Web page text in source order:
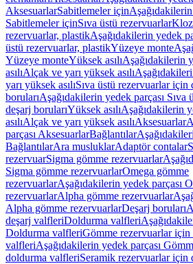
AksesuarlarSabitlemeler için
Sabitlemeler içinSıva üstü rezervuarlar
rezervuarlar, plastikAşağıdakilerin yedek
üstü rezervuarlar, plastikYüzeye monte
Yüzeye monteYüksek asılıAşağıdakilerin
asılıAlçak ve yarı yüksek asılı
yarı yüksek asılıSıva üstü rezervuarlar için
borularıAşağıdakilerin yedek parçası Sıva
deşarj borularıYüksek asılıAşağıdakilerin
asılıAlçak ve yarı yüksek asılıAksesuarlar
parçası AksesuarlarBağlantılar
BağlantılarAra musluklarAdaptör contalar
rezervuarSigma gömme rezervuarlar
Sigma gömme rezervuarlarOmega gömme
rezervuarlarAşağıdakilerin yedek parçası
rezervuarlarAlpha gömme rezervuarlar
Alpha gömme rezervuarlarDeşarj boruları
deşarj valfleriDoldurma valfleri
Doldurma valfleriGömme rezervuarlar için
valfleriAşağıdakilerin yedek parçası
doldurma valfleriSeramik rezervuarlar için